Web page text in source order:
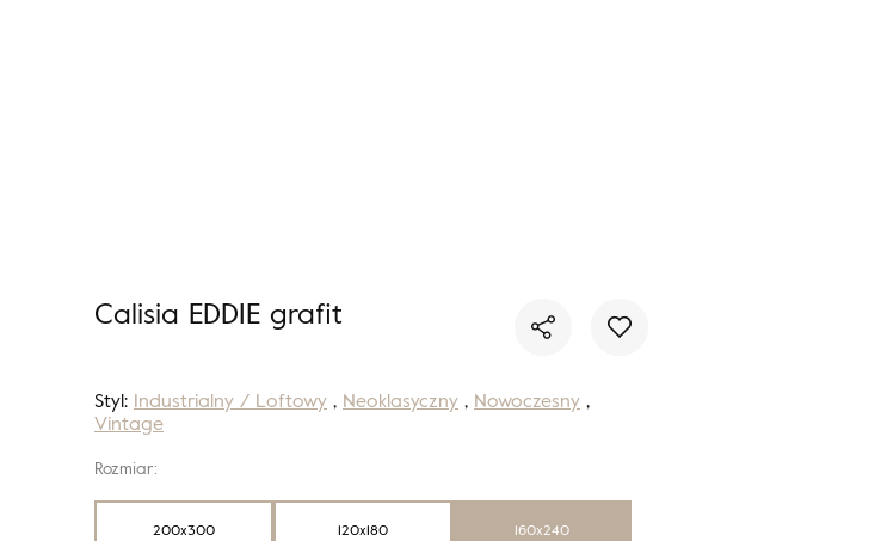
Calisia EDDIE grafit
Styl: Industrialny / Loftowy , Neoklasyczny , Nowoczesny ,
Vintage
Rozmiar:
200x300 120x180 160x240